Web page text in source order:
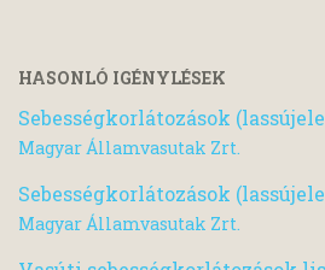
HASONLÓ IGÉNYLÉSEK
Sebességkorlátozások
Magyar Államvasutak Zrt.
Sebességkorlátozások
Magyar Államvasutak Zrt.